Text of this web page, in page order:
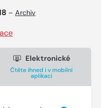
– Archiv
Elektronické
Čtěte ihned i v mobilní
aplikaci